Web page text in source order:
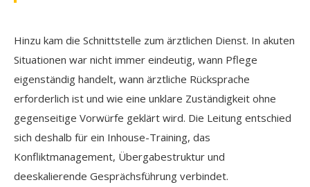
Hinzu kam die Schnittstelle zum ärztlichen Dienst. In akuten
Situationen war nicht immer eindeutig, wann Pflege
eigenständig handelt, wann ärztliche Rücksprache
erforderlich ist und wie eine unklare Zuständigkeit ohne
gegenseitige Vorwürfe geklärt wird. Die Leitung entschied
sich deshalb für ein Inhouse-Training, das
Konfliktmanagement, Übergabestruktur und
deeskalierende Gesprächsführung verbindet.